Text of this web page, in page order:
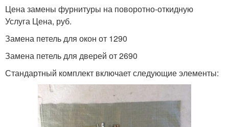
Цена замены фурнитуры на поворотно-откидную
Услуга Цена, руб.
Замена петель для окон от 1290
Замена петель для дверей от 2690
Стандартный комплект включает следующие элементы: